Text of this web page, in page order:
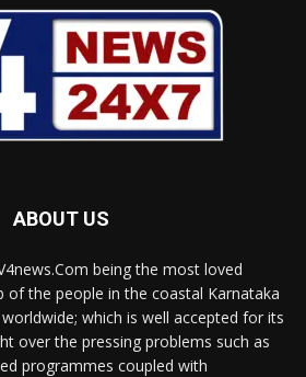
ABOUT US
being the most loved
of the people in the coastal Karnataka
which is well accepted for its
over the pressing problems such as
programmes coupled with